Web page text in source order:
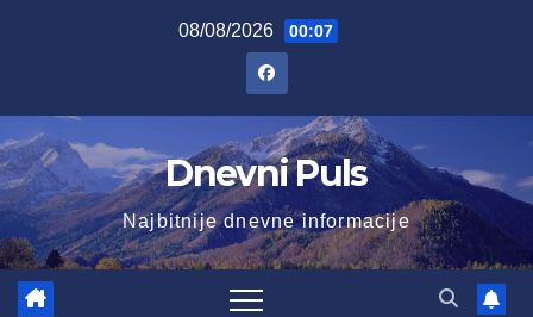
08/08/2026 00:07
Dnevni Puls
Najbitnije dnevne informacije